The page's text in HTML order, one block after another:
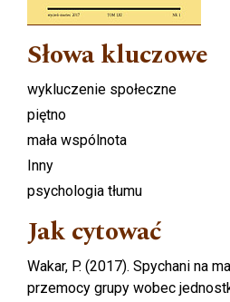
Słowa kluczowe
wykluczenie społeczne
piętno
mała wspólnota
Inny
psychologia tłumu
Jak cytować
Wakar, P. (2017). Spychani na
przemocy grupy wobec